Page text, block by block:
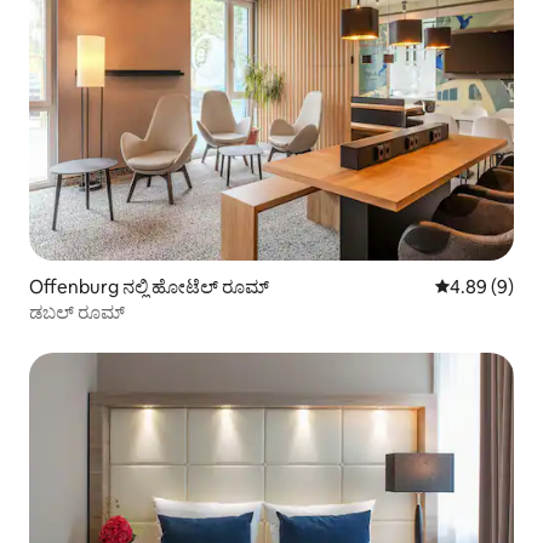
Offenburg ನಲ್ಲಿ ಹೋಟೆಲ್ ರೂಮ್ 5 ರಲ್ಲಿ 4.89
4.89 (9)
ಡಬಲ್ ರೂಮ್